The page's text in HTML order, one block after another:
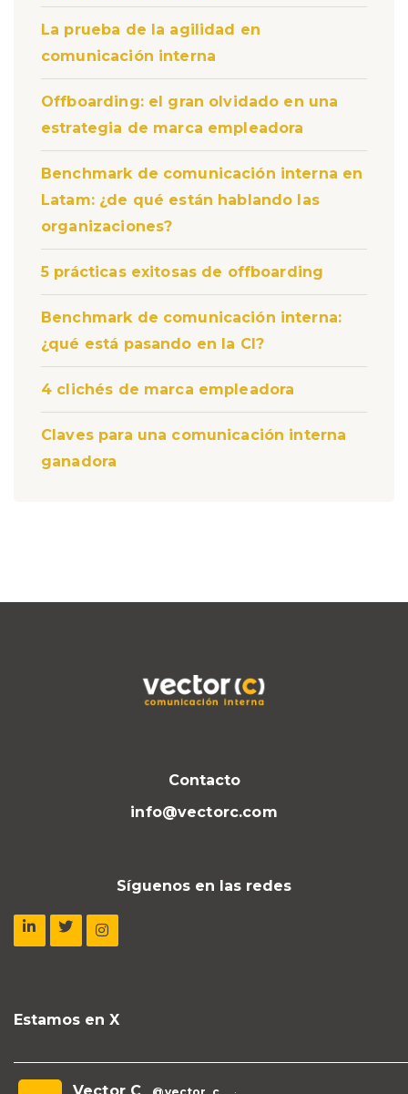
La prueba de la agilidad en
comunicación interna
Offboarding: el gran olvidado en una
estrategia de marca empleadora
Benchmark de comunicación interna en
Latam: ¿de qué están hablando las
organizaciones?
5 prácticas exitosas de offboarding
Benchmark de comunicación interna:
¿qué está pasando en la CI?
4 clichés de marca empleadora
Claves para una comunicación interna
ganadora
Contacto
info@vectorc.com
Síguenos en las redes
Estamos en X